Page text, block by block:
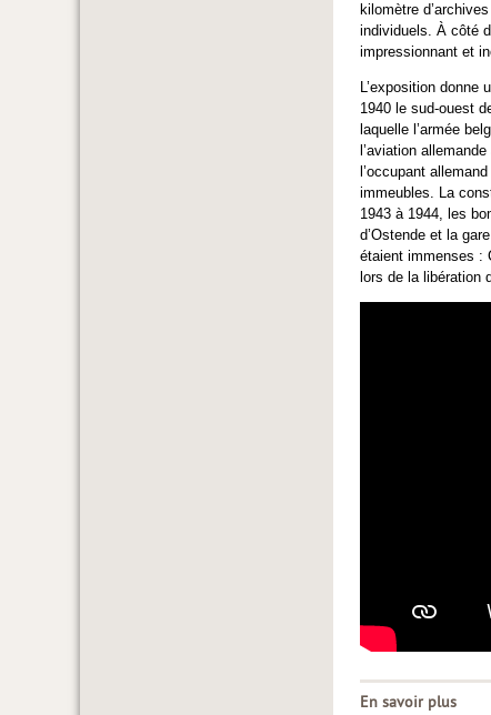
kilomètre
individuels. À côté
impressionnant et
L’exposition
1940 le sud-ouest
laquelle l’armée
l’aviation
l’occupant
immeubles. La
1943 à 1944, les
d’Ostende et la
étaient immenses :
lors de la libération
En savoir plus